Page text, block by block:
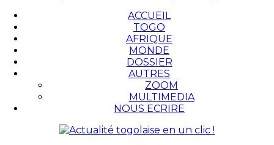
ACCUEIL
TOGO
AFRIQUE
MONDE
DOSSIER
AUTRES
ZOOM
MULTIMEDIA
NOUS ECRIRE